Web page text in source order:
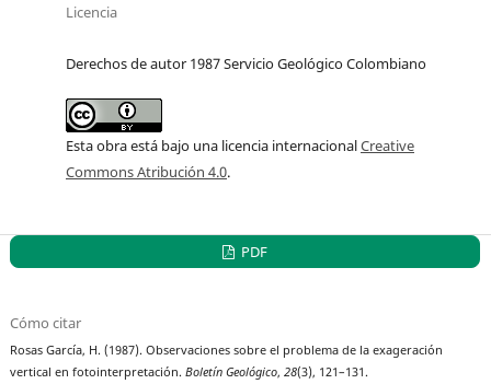
Licencia
Derechos de autor 1987 Servicio Geológico Colombiano
Esta obra está bajo una licencia internacionalCreative
Commons Atribución 4.0.
PDF
Cómo citar
Rosas García, H. (1987). Observaciones sobre el problema de la exageración
vertical en fotointerpretación.Boletín Geológico,28(3), 121–131.